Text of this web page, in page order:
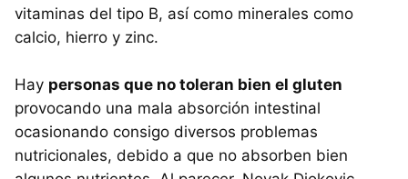
vitaminas del tipo B, así como minerales como
calcio, hierro y zinc.
Hay personas que no toleran bien el gluten
provocando una mala absorción intestinal
ocasionando consigo diversos problemas
nutricionales, debido a que no absorben bien